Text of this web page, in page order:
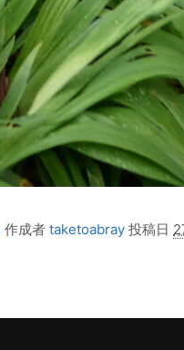
作成者 taketoabray 投稿日